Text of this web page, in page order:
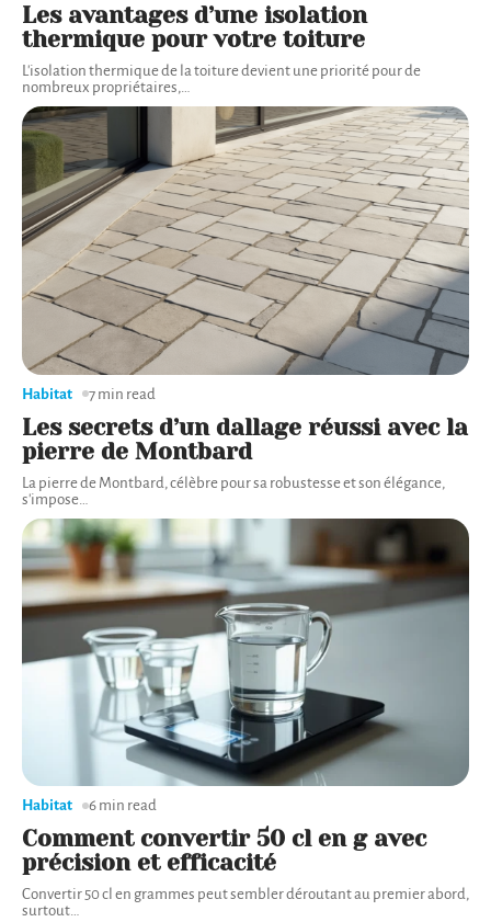
Les avantages d’une isolation
thermique pour votre toiture
L'isolation thermique de la toiture devient une priorité pour de
nombreux propriétaires,
Les secrets d’un dallage réussi avec la
pierre de Montbard
La pierre de Montbard, célèbre pour sa robustesse et son élégance,
s'impose
Habitat 7 min read
Comment convertir 50 cl en g avec
précision et efficacité
Convertir 50 cl en grammes peut sembler déroutant au premier abord,
surtout…
Habitat 6 min read